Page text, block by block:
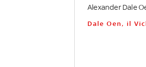
Alexander Dale
Dale Oen, il